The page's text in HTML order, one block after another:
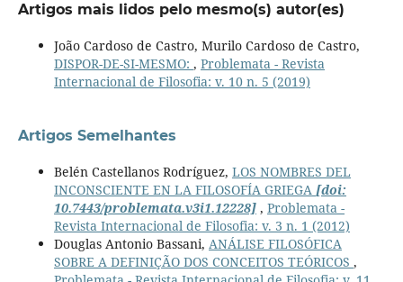
Artigos mais lidos pelo mesmo(s) autor(es)
João Cardoso de Castro, Murilo Cardoso de Castro,
DISPOR-DE-SI-MESMO: , Problemata - Revista
Internacional de Filosofia: v. 10 n. 5 (2019)
Artigos Semelhantes
Belén Castellanos Rodríguez, LOS NOMBRES DEL
INCONSCIENTE EN LA FILOSOFÍA GRIEGA [doi:
10.7443/problemata.v3i1.12228], Problemata -
Revista Internacional de Filosofia: v. 3 n. 1 (2012)
Douglas Antonio Bassani, ANÁLISE FILOSÓFICA
SOBRE A DEFINIÇÃO DOS CONCEITOS TEÓRICOS ,